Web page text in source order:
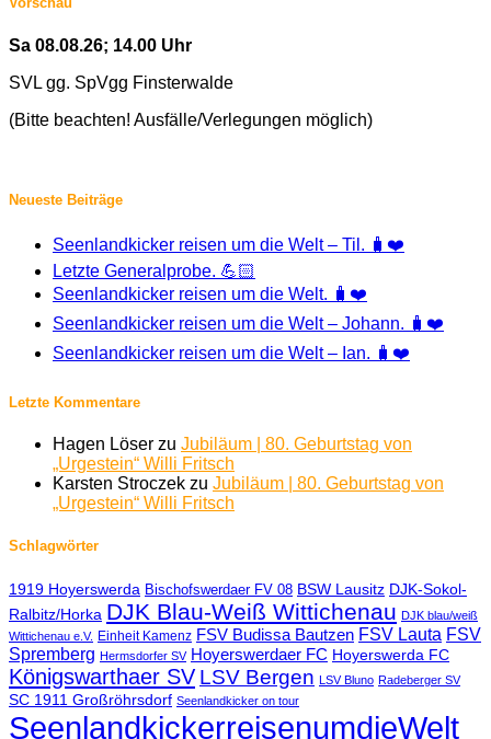
Sa 08.08.26; 14.00 Uhr
SVL gg. SpVgg Finsterwalde
(Bitte beachten! Ausfälle/Verlegungen möglich)
Neueste Beiträge
Seenlandkicker reisen um die Welt – Til. 🧳❤️
Letzte Generalprobe. 💪🏻
Seenlandkicker reisen um die Welt. 🧳❤️
Seenlandkicker reisen um die Welt – Johann. 🧳❤️
Seenlandkicker reisen um die Welt – Ian. 🧳❤️
Letzte Kommentare
Hagen Löser zu Jubiläum | 80. Geburtstag von
„Urgestein“ Willi Fritsch
Karsten Stroczek zu Jubiläum | 80. Geburtstag von
„Urgestein“ Willi Fritsch
Schlagwörter
1919 Hoyerswerda Bischofswerdaer FV 08 BSW Lausitz DJK-Sokol-
Ralbitz/Horka DJK Blau-Weiß Wittichenau DJK blau/weiß
Wittichenau e.V. Einheit Kamenz FSV Budissa Bautzen FSV Lauta FSV
Spremberg Hermsdorfer SV Hoyerswerdaer FC Hoyerswerda FC
Königswarthaer SV LSV Bergen LSV Bluno Radeberger SV
SC 1911 Großröhrsdorf Seenlandkicker on tour
SeenlandkickerreisenumdieWelt